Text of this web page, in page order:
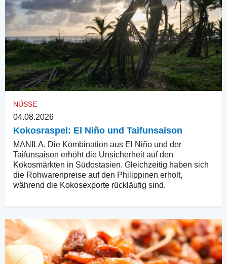
NÜSSE
04.08.2026
Kokosraspel: El Niño und Taifunsaison
MANILA. Die Kombination aus El Niño und der
Taifunsaison erhöht die Unsicherheit auf den
Kokosmärkten in Südostasien. Gleichzeitig haben sich
die Rohwarenpreise auf den Philippinen erholt,
während die Kokosexporte rückläufig sind.